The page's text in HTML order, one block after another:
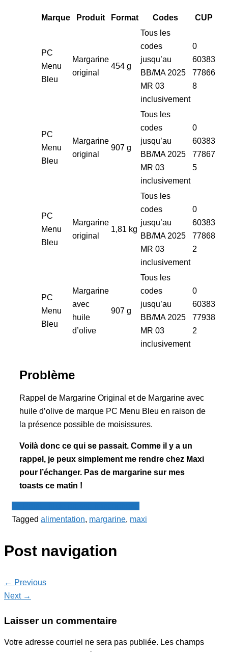
Marque Produit Format Codes CUP
PC
Menu
Bleu
Margarine
original
454 g
Tous les
codes
jusqu’au
BB/MA 2025
MR 03
inclusivement
0
60383
77866
8
PC
Menu
Bleu
Margarine
original
907 g
Tous les
codes
jusqu’au
BB/MA 2025
MR 03
inclusivement
0
60383
77867
5
PC
Menu
Bleu
Margarine
original
1,81 kg
Tous les
codes
jusqu’au
BB/MA 2025
MR 03
inclusivement
0
60383
77868
2
PC
Menu
Bleu
Margarine
avec
huile
d’olive
907 g
Tous les
codes
jusqu’au
BB/MA 2025
MR 03
inclusivement
0
60383
77938
2
Problème
Rappel de Margarine Original et de Margarine avec
huile d’olive de marque PC Menu Bleu en raison de
la présence possible de moisissures.
Voilà donc ce qui se passait. Comme il y a un
rappel, je peux simplement me rendre chez Maxi
pour l’échanger. Pas de margarine sur mes
toasts ce matin !
Tagged alimentation, margarine, maxi
Post navigation
← Previous
Next →
Laisser un commentaire
Votre adresse courriel ne sera pas publiée. Les champs